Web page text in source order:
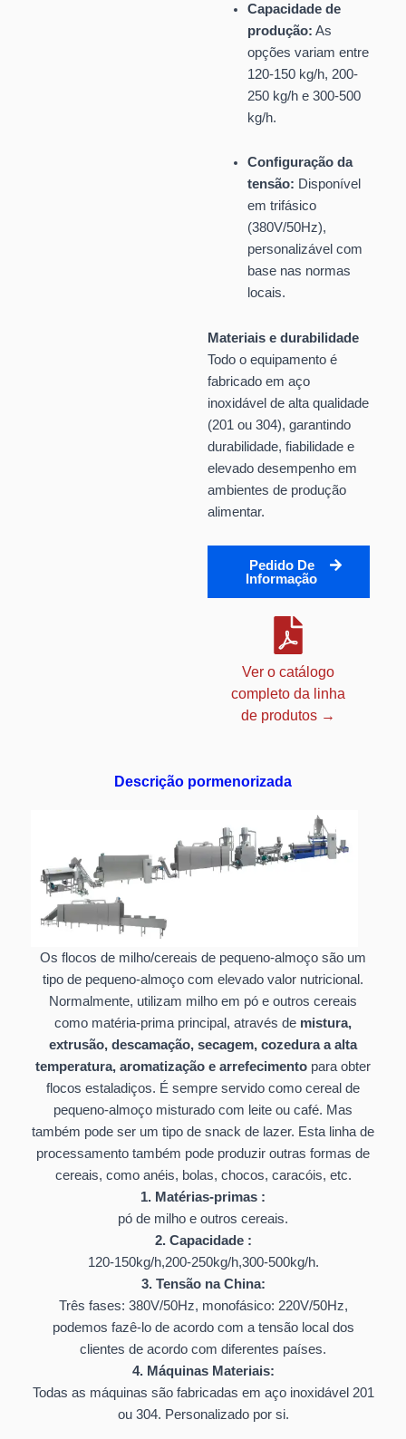
Capacidade de
produção: As
opções variam entre
120-150 kg/h, 200-
250 kg/h e 300-500
kg/h.
Configuração da
tensão: Disponível
em trifásico
(380V/50Hz),
personalizável com
base nas normas
locais.
Materiais e durabilidade
Todo o equipamento é
fabricado em aço
inoxidável de alta qualidade
(201 ou 304), garantindo
durabilidade, fiabilidade e
elevado desempenho em
ambientes de produção
alimentar.
Pedido De
Informação
Ver o catálogo
completo da linha
de produtos →
Descrição pormenorizada
Os flocos de milho/cereais de pequeno-almoço são um
tipo de pequeno-almoço com elevado valor nutricional.
Normalmente, utilizam milho em pó e outros cereais
como matéria-prima principal, através de mistura,
extrusão, descamação, secagem, cozedura a alta
temperatura, aromatização e arrefecimento para obter
flocos estaladiços. É sempre servido como cereal de
pequeno-almoço misturado com leite ou café. Mas
também pode ser um tipo de snack de lazer. Esta linha de
processamento também pode produzir outras formas de
cereais, como anéis, bolas, chocos, caracóis, etc.
1. Matérias-primas :
pó de milho e outros cereais.
2. Capacidade :
120-150kg/h,200-250kg/h,300-500kg/h.
3. Tensão na China:
Três fases: 380V/50Hz, monofásico: 220V/50Hz,
podemos fazê-lo de acordo com a tensão local dos
clientes de acordo com diferentes países.
4. Máquinas Materiais:
Todas as máquinas são fabricadas em aço inoxidável 201
ou 304. Personalizado por si.